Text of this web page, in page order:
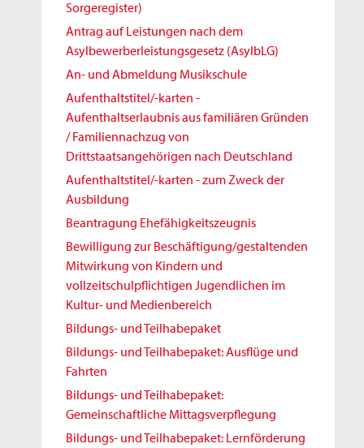
Sorgeregister)
Antrag auf Leistungen nach dem
Asylbewerberleistungsgesetz (AsylbLG)
An- und Abmeldung Musikschule
Aufenthaltstitel/-karten -
Aufenthaltserlaubnis aus familiären Gründen
/ Familiennachzug von
Drittstaatsangehörigen nach Deutschland
Aufenthaltstitel/-karten - zum Zweck der
Ausbildung
Beantragung Ehefähigkeitszeugnis
Bewilligung zur Beschäftigung/gestaltenden
Mitwirkung von Kindern und
vollzeitschulpflichtigen Jugendlichen im
Kultur- und Medienbereich
Bildungs- und Teilhabepaket
Bildungs- und Teilhabepaket: Ausflüge und
Fahrten
Bildungs- und Teilhabepaket:
Gemeinschaftliche Mittagsverpflegung
Bildungs- und Teilhabepaket: Lernförderung